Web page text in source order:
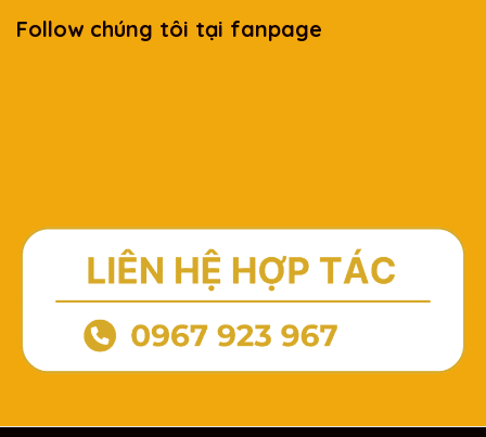
Follow chúng tôi tại fanpage